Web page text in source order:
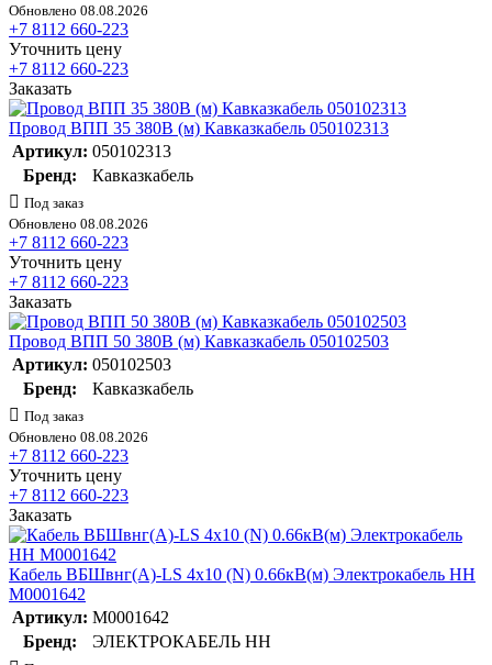
Обновлено 08.08.2026
+7 8112 660-223
Уточнить цену
+7 8112 660-223
Заказать
Провод ВПП 35 380В (м) Кавказкабель 050102313
Артикул: 050102313
Бренд:
Кавказкабель
Под заказ
Обновлено 08.08.2026
+7 8112 660-223
Уточнить цену
+7 8112 660-223
Заказать
Провод ВПП 50 380В (м) Кавказкабель 050102503
Артикул: 050102503
Бренд:
Кавказкабель
Под заказ
Обновлено 08.08.2026
+7 8112 660-223
Уточнить цену
+7 8112 660-223
Заказать
Кабель ВБШвнг(А)-LS 4х10 (N) 0.66кВ(м) Электрокабель НН
M0001642
Артикул: M0001642
Бренд:
ЭЛЕКТРОКАБЕЛЬ НН